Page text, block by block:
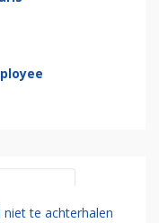
niet te achterhalen